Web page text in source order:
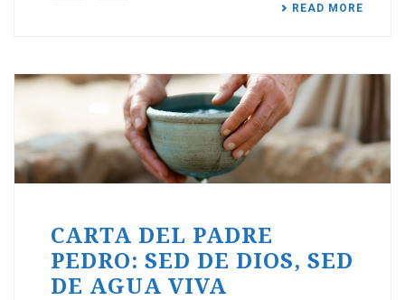
READ MORE
CARTA DEL PADRE
PEDRO: SED DE DIOS, SED
DE AGUA VIVA